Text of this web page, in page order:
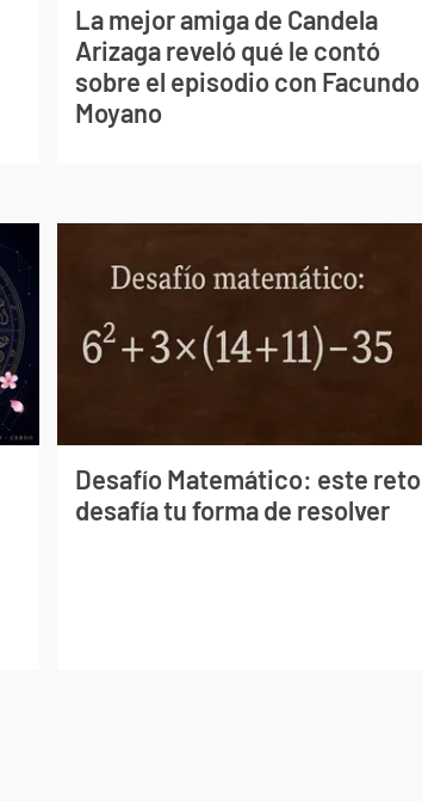
La mejor amiga de Candela
Arizaga reveló qué le contó
sobre el episodio con Facundo
Moyano
Desafío Matemático: este reto
desafía tu forma de resolver